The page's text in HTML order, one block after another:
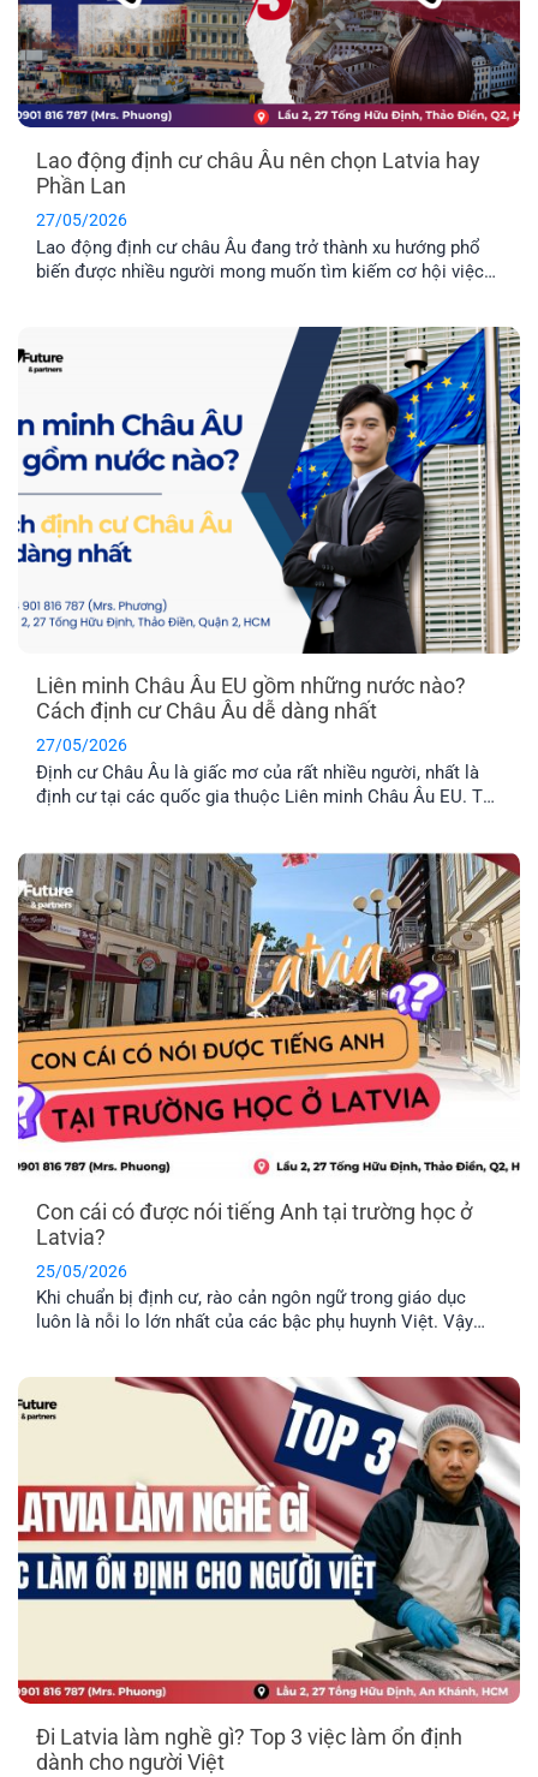
Lao động định cư châu Âu nên chọn Latvia hay
Phần Lan
27/05/2026
Lao động định cư châu Âu đang trở thành xu hướng phổ
biến được nhiều người mong muốn tìm kiếm cơ hội việc
nhất hiện nay là Latvia và Phần Lan. Mỗi địa điểm đều có
những ưu điểm riêng. Vậy đâu mới là nơi phù hợp nhất với
Liên minh Châu Âu EU gồm những nước nào?
Cách định cư Châu Âu dễ dàng nhất
27/05/2026
Định cư Châu Âu là giấc mơ của rất nhiều người, nhất là
định cư tại các quốc gia thuộc Liên minh Châu Âu EU. Tuy
trình định cư Châu Âu dễ dàng nhất hiện nay? Hãy cùng
EFP tìm hiểu nhé!
Con cái có được nói tiếng Anh tại trường học ở
Latvia?
25/05/2026
Khi chuẩn bị định cư, rào cản ngôn ngữ trong giáo dục
luôn là nỗi lo lớn nhất của các bậc phụ huynh Việt. Vậy
địa phương? EFP sẽ giải đáp [...]
Đi Latvia làm nghề gì? Top 3 việc làm ổn định
dành cho người Việt